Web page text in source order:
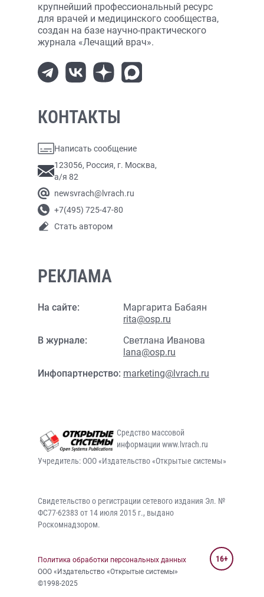
крупнейший профессиональный ресурс
для врачей и медицинского сообщества,
создан на базе научно-практического
журнала «Лечащий врач».
КОНТАКТЫ
Написать сообщение
123056, Россия, г. Москва,
а/я 82
newsvrach@lvrach.ru
+7(495) 725-47-80
Стать автором
РЕКЛАМА
На сайте:
Маргарита Бабаян
rita@osp.ru
В журнале:
Светлана Иванова
lana@osp.ru
Инфопартнерство: marketing@lvrach.ru
Средство массовой
информации www.lvrach.ru
Учредитель: ООО «Издательство «Открытые системы»
Свидетельство о регистрации сетевого издания Эл. №
ФС77-62383 от 14 июля 2015 г., выдано
Роскомнадзором.
Политика обработки персональных данных
ООО «Издательство «Открытые системы»
©1998-2025
16+